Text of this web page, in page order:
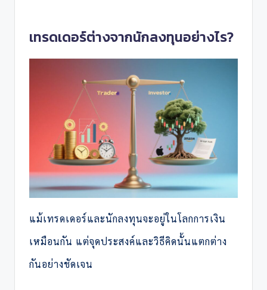
เทรดเดอร์ต่างจากนักลงทุนอย่างไร?
แม้เทรดเดอร์และนักลงทุนจะอยู่ในโลกการเงิน
เหมือนกัน แต่จุดประสงค์และวิธีคิดนั้นแตกต่าง
กันอย่างชัดเจน